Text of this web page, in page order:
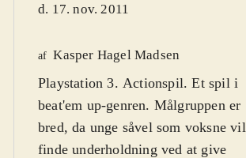
d. 17. nov. 2011
af Kasper Hagel Madsen
Playstation 3. Actionspil. Et spil i
beat'em up-genren. Målgruppen er
bred, da unge såvel som voksne vil
finde underholdning ved at give